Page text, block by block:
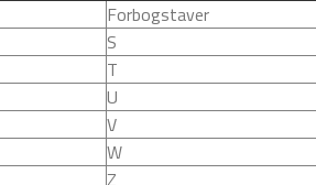
Forbogstaver
S
T
U
V
W
Z